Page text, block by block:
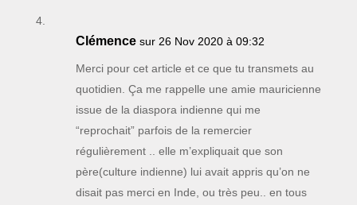
Clémence sur 26 Nov 2020 à 09:32
Merci pour cet article et ce que tu transmets au
quotidien. Ça me rappelle une amie mauricienne
issue de la diaspora indienne qui me
“reprochait” parfois de la remercier
régulièrement .. elle m’expliquait que son
père(culture indienne) lui avait appris qu’on ne
disait pas merci en Inde, ou très peu.. en tous